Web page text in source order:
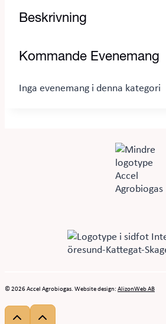
Beskrivning
Kommande Evenemang
Inga evenemang i denna kategori
© 2026 Accel Agrobiogas. Website design: AlizonWeb AB